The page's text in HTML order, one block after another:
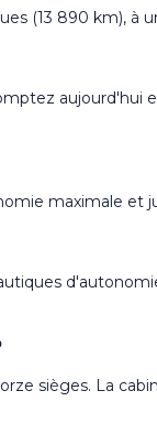
(13 890 km), à
aujourd'hui
maximale et
sièges. La